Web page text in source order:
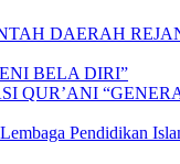
DAERAH
BELA DIRI”
QUR’ANI
Pendidikan